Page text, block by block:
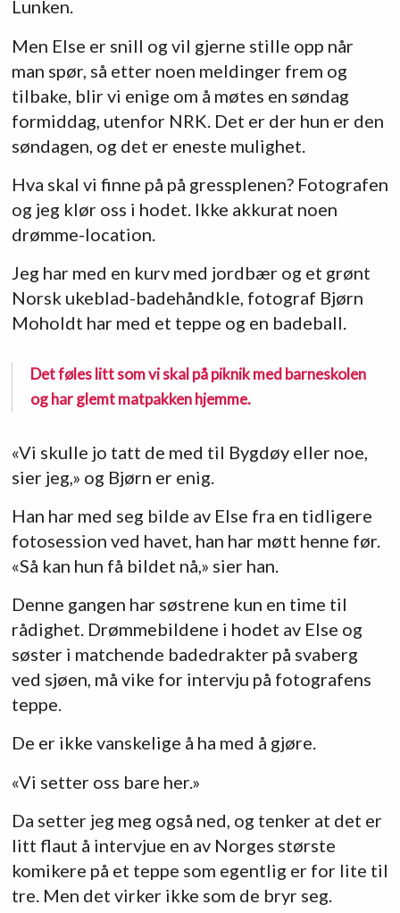
Lunken.
Men Else er snill og vil gjerne stille opp når
man spør, så etter noen meldinger frem og
tilbake, blir vi enige om å møtes en søndag
formiddag, utenfor NRK. Det er der hun er den
søndagen, og det er eneste mulighet.
Hva skal vi finne på på gressplenen? Fotografen
og jeg klør oss i hodet. Ikke akkurat noen
drømme-location.
Jeg har med en kurv med jordbær og et grønt
Norsk ukeblad-badehåndkle, fotograf Bjørn
Moholdt har med et teppe og en badeball.
Det føles litt som vi skal på piknik med barneskolen
og har glemt matpakken hjemme.
«Vi skulle jo tatt de med til Bygdøy eller noe,
sier jeg,» og Bjørn er enig.
Han har med seg bilde av Else fra en tidligere
fotosession ved havet, han har møtt henne før.
«Så kan hun få bildet nå,» sier han.
Denne gangen har søstrene kun en time til
rådighet. Drømmebildene i hodet av Else og
søster i matchende badedrakter på svaberg
ved sjøen, må vike for intervju på fotografens
teppe.
De er ikke vanskelige å ha med å gjøre.
«Vi setter oss bare her.»
Da setter jeg meg også ned, og tenker at det er
litt flaut å intervjue en av Norges største
komikere på et teppe som egentlig er for lite til
tre. Men det virker ikke som de bryr seg.